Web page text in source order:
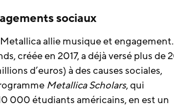
sociaux
allie musique et engagement.
créée en 2017, a déjà versé plus de
d’euros) à des causes sociales,
Metallica Scholars, qui
000 étudiants américains, en est un